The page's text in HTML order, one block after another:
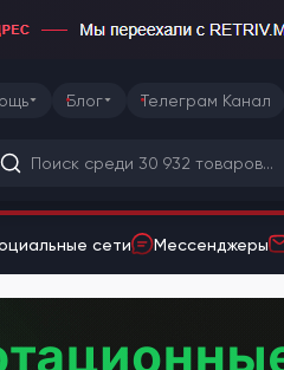
Блог Телеграм Канал
сети Мессенджеры